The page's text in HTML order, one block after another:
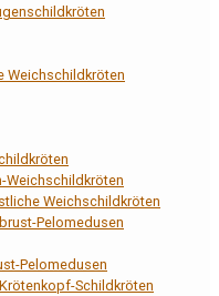
Weichschildkröten
Weichschildkröten
Weichschildkröten
Pelomedusen
Pelomedusen
Schildkröten